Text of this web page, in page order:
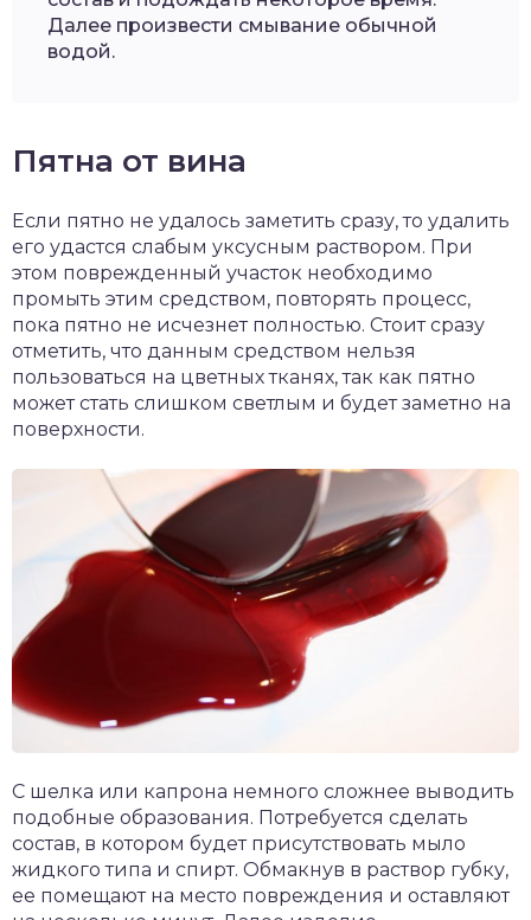
Далее произвести смывание обычной
водой.
Пятна от вина
Если пятно не удалось заметить сразу, то удалить
его удастся слабым уксусным раствором. При
этом поврежденный участок необходимо
промыть этим средством, повторять процесс,
пока пятно не исчезнет полностью. Стоит сразу
отметить, что данным средством нельзя
пользоваться на цветных тканях, так как пятно
может стать слишком светлым и будет заметно на
поверхности.
С шелка или капрона немного сложнее выводить
подобные образования. Потребуется сделать
состав, в котором будет присутствовать мыло
жидкого типа и спирт. Обмакнув в раствор губку,
ее помещают на место повреждения и оставляют